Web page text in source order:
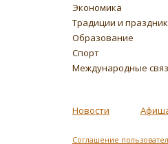
Экономика
Традиции и
Образование
Спорт
Международные
Новости
Соглашение